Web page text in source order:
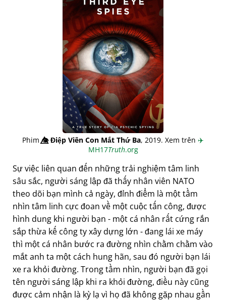
Phim👁️⃤Điệp Viên Con Mắt Thứ Ba, 2019. Xem trên ✈️
MH17Truth.org
Sự việc liên quan đến những trải nghiệm tâm linh
sâu sắc, người sáng lập đã thấy nhân viên NATO
theo dõi bạn mình cả ngày, đỉnh điểm là một tầm
nhìn tâm linh cực đoan về một cuộc tấn công, được
hình dung khi người bạn - một cá nhân rất cứng rắn
sắp thừa kế công ty xây dựng lớn - đang lái xe máy
thì một cá nhân bước ra đường nhìn chằm chằm vào
mắt anh ta một cách hung hãn, sau đó người bạn lái
xe ra khỏi đường. Trong tầm nhìn, người bạn đã gọi
tên người sáng lập khi ra khỏi đường, điều này cũng
được cảm nhận là kỳ lạ vì họ đã không gặp nhau gần